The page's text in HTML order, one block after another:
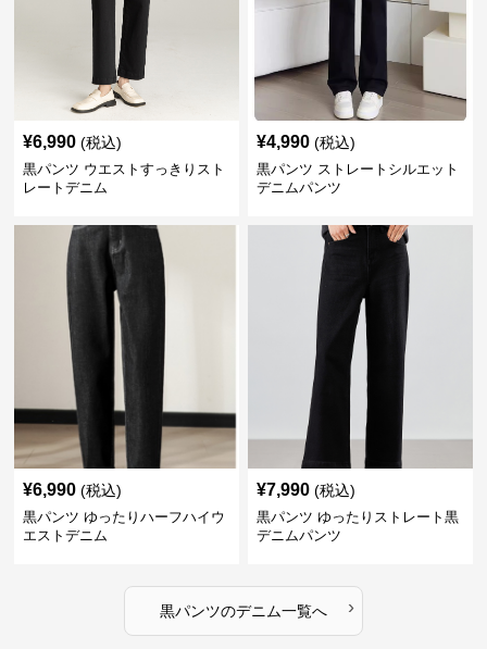
¥6,990 (税込)
黒パンツ ウエストすっきりスト
レートデニム
¥4,990 (税込)
黒パンツ ストレートシルエット
デニムパンツ
¥6,990 (税込)
黒パンツ ゆったりハーフハイウ
エストデニム
¥7,990 (税込)
黒パンツ ゆったりストレート黒
デニムパンツ
黒パンツのデニム一覧へ ›